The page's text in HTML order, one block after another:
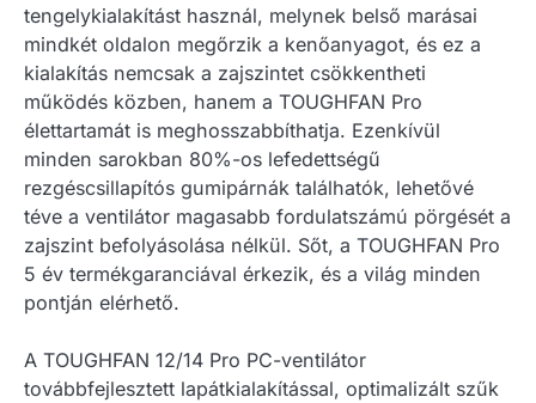
tengelykialakítást használ, melynek belső marásai
mindkét oldalon megőrzik a kenőanyagot, és ez a
kialakítás nemcsak a zajszintet csökkentheti
működés közben, hanem a TOUGHFAN Pro
élettartamát is meghosszabbíthatja. Ezenkívül
minden sarokban 80%-os lefedettségű
rezgéscsillapítós gumipárnák találhatók, lehetővé
téve a ventilátor magasabb fordulatszámú pörgését a
zajszint befolyásolása nélkül. Sőt, a TOUGHFAN Pro
5 év termékgaranciával érkezik, és a világ minden
pontján elérhető.
A TOUGHFAN 12/14 Pro PC-ventilátor
továbbfejlesztett lapátkialakítással, optimalizált szűk